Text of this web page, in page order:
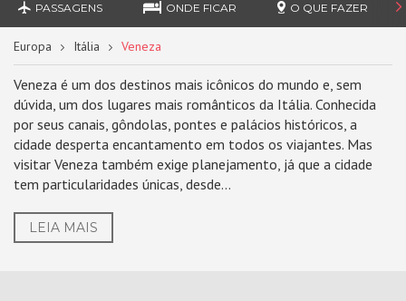
PASSAGENS ONDE FICAR O QUE FAZER
Europa Itália Veneza
Veneza é um dos destinos mais icônicos do mundo e, sem
dúvida, um dos lugares mais românticos da Itália. Conhecida
por seus canais, gôndolas, pontes e palácios históricos, a
cidade desperta encantamento em todos os viajantes. Mas
visitar Veneza também exige planejamento, já que a cidade
tem particularidades únicas, desde...
LEIA MAIS